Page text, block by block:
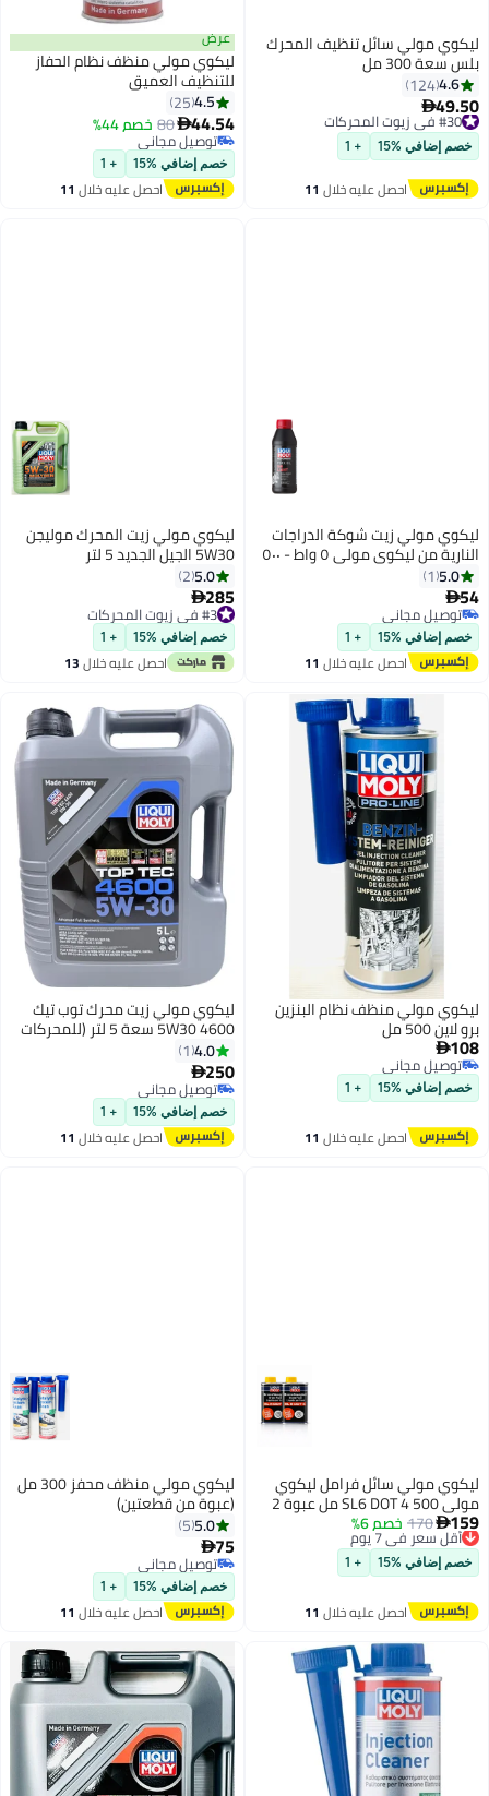
ليكوي مولي سائل تنظيف المحرك
بلس سعة 300 مل
4.6
124
49.50
#30 في زيوت المحركات
توصيل مجاني
#30 في زيوت المحركات
خصم إضافي %15 + 1
احصل عليه خلال 11
اغسطس
عرض
ليكوي مولي منظف نظام الحفاز
للتنظيف العميق
4.5
25
44.54
80 خصم 44%
توصيل مجاني
توصيل مجاني
خصم إضافي %15 + 1
احصل عليه خلال 11
اغسطس
ليكوي مولي زيت شوكة الدراجات
النارية من ليكوي مولي ٥ واط - ٥٠٠
مل5.0
1
54
توصيل مجاني
توصيل مجاني
خصم إضافي %15 + 1
احصل عليه خلال 11
ليكوي مولي زيت المحرك موليجن
5W30 الجيل الجديد 5 لتر
5.0
2
285
#3 في زيوت المحركات
#3 في زيوت المحركات
خصم إضافي %15 + 1
احصل عليه خلال13
ليكوي مولي منظف ​​نظام البنزين
برو لاين 500 مل
108
توصيل مجاني
توصيل مجاني
خصم إضافي %15 + 1
احصل عليه خلال 11
ليكوي مولي زيت محرك توب تيك
4600 5W30 سعة 5 لتر (للمحركات
التي تعمل بالبنزين والديزل)
4.0
1
250
توصيل مجاني
توصيل مجاني
خصم إضافي %15 + 1
احصل عليه خلال 11
ليكوي مولي سائل فرامل ليكوي
مولي SL6 DOT 4 500 مل عبوة 2
159
170 خصم 6%
أقل سعر في 7 يوم
توصيل مجاني
أقل سعر في 7 يوم
خصم إضافي %15 + 1
احصل عليه خلال 11
ليكوي مولي منظف ​​محفز 300 مل
(عبوة من قطعتين)
5.0
5
75
توصيل مجاني
توصيل مجاني
خصم إضافي %15 + 1
احصل عليه خلال 11